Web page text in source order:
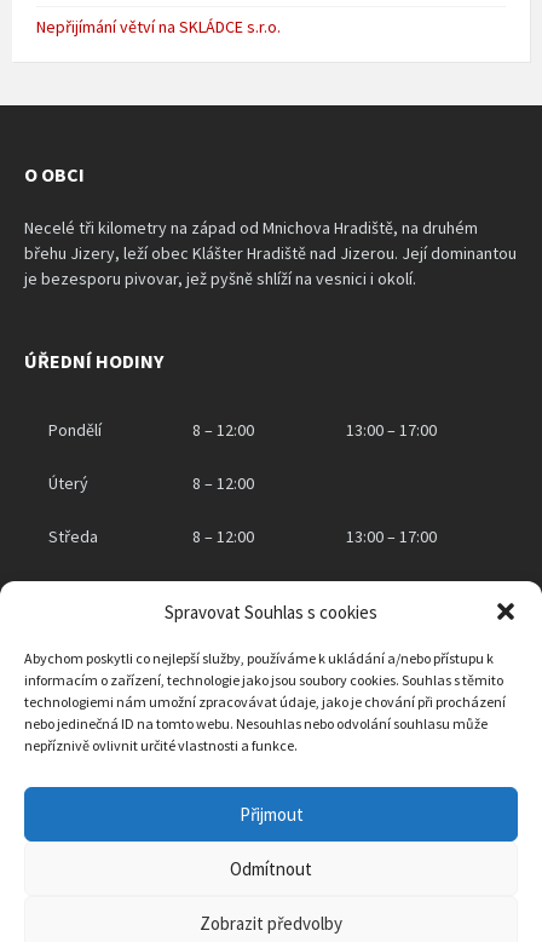
Spravovat Souhlas s cookies
Abychom poskytli co nejlepší služby, používáme k ukládání a/nebo přístupu k
informacím o zařízení, technologie jako jsou soubory cookies. Souhlas s těmito
technologiemi nám umožní zpracovávat údaje, jako je chování při procházení
nebo jedinečná ID na tomto webu. Nesouhlas nebo odvolání souhlasu může
nepříznivě ovlivnit určité vlastnosti a funkce.
Přijmout
Odmítnout
Zobrazit předvolby
Nepřijímání větví na SKLÁDCE s.r.o.
O OBCI
Necelé tři kilometry na západ od Mnichova Hradiště, na druhém
břehu Jizery, leží obec Klášter Hradiště nad Jizerou. Její dominantou
je bezesporu pivovar, jež pyšně shlíží na vesnici i okolí.
ÚŘEDNÍ HODINY
Pondělí 8 – 12:00 13:00 – 17:00
Úterý 8 – 12:00
Středa 8 – 12:00 13:00 – 17:00
KONTAKTNÍ INFORMACE
Obec Klášter Hradiště nad Jizerou
Klášter Hradiště nad Jizerou 2, 294 15 Klášter Hradiště nad Jizerou
IČO: 00238007
3mqanvs